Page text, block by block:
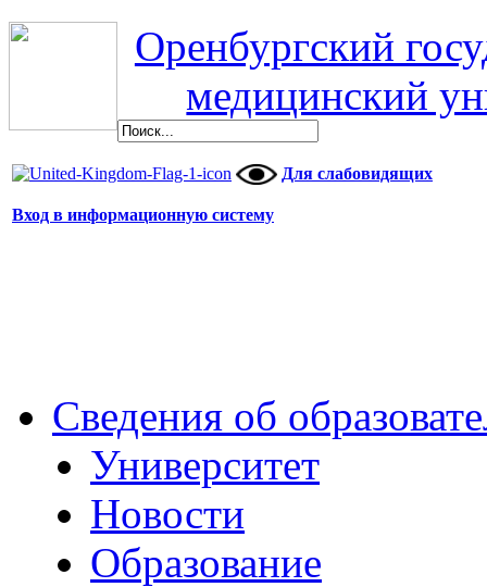
Оренбургский
медицинский
Для слабовидящих
Вход в информационную систему
Сведения об
Университет
Новости
Образование